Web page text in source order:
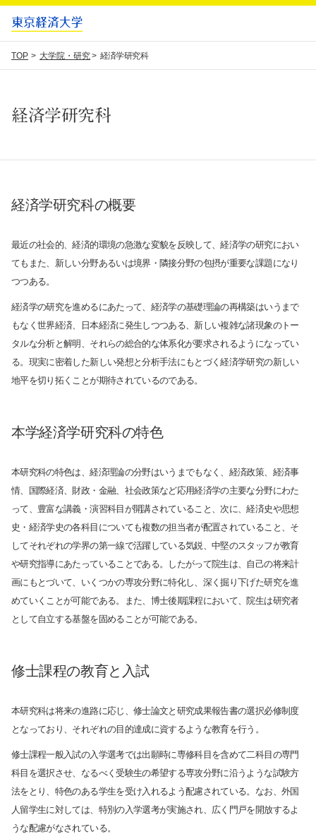
TOP 大学院・研究 経済学研究科
経済学研究科
経済学研究科の概要
最近の社会的、経済的環境の急激な変貌を反映して、経済学の研究におい
てもまた、新しい分野あるいは境界・隣接分野の包摂が重要な課題になり
つつある。
経済学の研究を進めるにあたって、経済学の基礎理論の再構築はいうまで
もなく世界経済、日本経済に発生しつつある、新しい複雑な諸現象のトー
タルな分析と解明、それらの総合的な体系化が要求されるようになってい
る。現実に密着した新しい発想と分析手法にもとづく経済学研究の新しい
地平を切り拓くことが期待されているのである。
本学経済学研究科の特色
本研究科の特色は、経済理論の分野はいうまでもなく、経済政策、経済事
情、国際経済、財政・金融、社会政策など応用経済学の主要な分野にわた
って、豊富な講義・演習科目が開講されていること、次に、経済史や思想
史・経済学史の各科目についても複数の担当者が配置されていること、そ
してそれぞれの学界の第一線で活躍している気鋭、中堅のスタッフが教育
や研究指導にあたっていることである。したがって院生は、自己の将来計
画にもとづいて、いくつかの専攻分野に特化し、深く掘り下げた研究を進
めていくことが可能である。また、博士後期課程において、院生は研究者
として自立する基盤を固めることが可能である。
修士課程の教育と入試
本研究科は将来の進路に応じ、修士論文と研究成果報告書の選択必修制度
となっており、それぞれの目的達成に資するような教育を行う。
修士課程一般入試の入学選考では出願時に専修科目を含めて二科目の専門
科目を選択させ、なるべく受験生の希望する専攻分野に沿うような試験方
法をとり、特色のある学生を受け入れるよう配慮されている。なお、外国
人留学生に対しては、特別の入学選考が実施され、広く門戸を開放するよ
うな配慮がなされている。